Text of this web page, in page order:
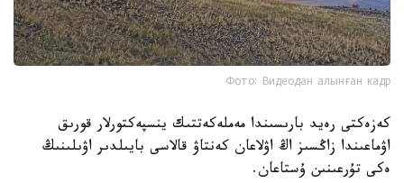
Фото: Видеодан алынған кадр
كەزەكتى رەيد بارىسىندا مەملەكەتتىك ينسپەكتورلار قورىق
اۋماعىندا زاڭسىز اڭ اۋلاعان كەنتاۋ قالاسى بايىلدىر اۋىلىنىڭ
ەكى تۇرعىنىن ۇستاعان.